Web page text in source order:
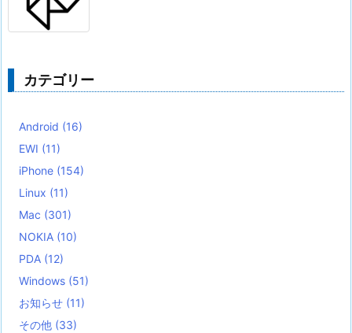
カテゴリー
Android (16)
EWI (11)
iPhone (154)
Linux (11)
Mac (301)
NOKIA (10)
PDA (12)
Windows (51)
お知らせ (11)
その他 (33)